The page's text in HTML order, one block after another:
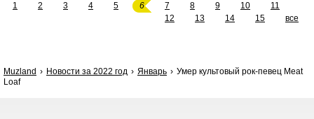
1 2 3 4 5 6 7 8 9 10
11
12
13 14 15 все
Muzland Новости за 2022 год Январь
Умер культовый рок-певец Meat
Loaf